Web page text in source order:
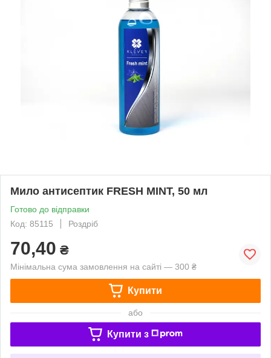
Мило антисептик FRESH MINT, 50 мл
Готово до відправки
Код: 85115
Роздріб
70,40 ₴
Мінімальна сума замовлення на сайті — 300 ₴
Купити
або
Купити з